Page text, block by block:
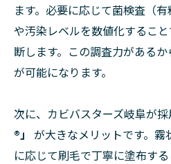
ます。必要に応じて菌検査（
や汚染レベルを数値化するこ
断します。この調査力がある
が可能になります。
次に、カビバスターズ岐阜が
®」 が大きなメリットです。
に応じて刷毛で丁寧に塗布す